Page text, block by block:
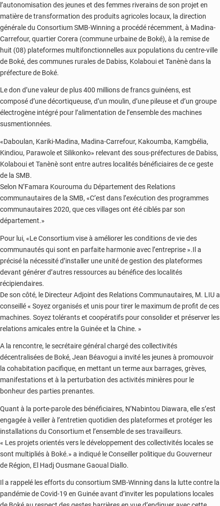
l’autonomisation des jeunes et des femmes riverains de son projet en
matière de transformation des produits agricoles locaux, la direction
générale du Consortium SMB-Winning a procédé récemment, à Madina-
Carrefour, quartier Corera (commune urbaine de Boké), à la remise de
huit (08) plateformes multifonctionnelles aux populations du centre-ville
de Boké, des communes rurales de Dabiss, Kolaboui et Tanènè dans la
préfecture de Boké.
Le don d’une valeur de plus 400 millions de francs guinéens, est
composé d’une décortiqueuse, d’un moulin, d’une pileuse et d’un groupe
électrogène intégré pour l’alimentation de l’ensemble des machines
susmentionnées.
«Daboulan, Kariki-Madina, Madina-Carrefour, Kakoumba, Kamgbélia,
Kindiou, Parawole et Silikonko» relevant des sous-préfectures de Dabiss,
Kolaboui et Tanènè sont entre autres localités bénéficiaires de ce geste
de la SMB.
Selon N’Famara Kourouma du Département des Relations
communautaires de la SMB, «C’est dans l’exécution des programmes
communautaires 2020, que ces villages ont été ciblés par son
département.»
Pour lui, «Le Consortium vise à améliorer les conditions de vie des
communautés qui sont en parfaite harmonie avec l’entreprise ».Il a
précisé la nécessité d’installer une unité de gestion des plateformes
devant générer d’autres ressources au bénéfice des localités
récipiendaires.
De son côté, le Directeur Adjoint des Relations Communautaires, M. LIU a
conseillé « Soyez organisés et unis pour tirer le maximum de profit de ces
machines. Soyez tolérants et coopératifs pour consolider et préserver les
relations amicales entre la Guinée et la Chine. »
A la rencontre, le secrétaire général chargé des collectivités
décentralisées de Boké, Jean Béavogui a invité les jeunes à promouvoir
la cohabitation pacifique, en mettant un terme aux barrages, grèves,
manifestations et à la perturbation des activités minières pour le
bonheur des parties prenantes.
Quant à la porte-parole des bénéficiaires, N’Nabintou Diawara, elle s’est
engagée à veiller à l’entretien quotidien des plateformes et protéger les
installations du Consortium et l’ensemble de ses travailleurs.
« Les projets orientés vers le développement des collectivités locales se
sont multipliés à Boké.» a indiqué le Conseiller politique du Gouverneur
de Région, El Hadj Ousmane Gaoual Diallo.
Il a rappelé les efforts du consortium SMB-Winning dans la lutte contre la
pandémie de Covid-19 en Guinée avant d’inviter les populations locales